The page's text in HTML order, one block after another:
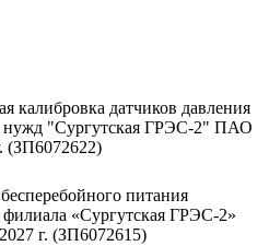
калибровка датчиков давления
нужд "Сургутская ГРЭС-2" ПАО
(ЗП6072622)
питания
«Сургутская ГРЭС-2»
г. (ЗП6072615)